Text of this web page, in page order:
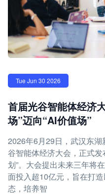
Tue Jun 30 2026
首届光谷智能体经济
场”迈向“AI价值场”
2026年6月29日，武汉东
谷智能体经济大会，正式
划”。大会提出未来三年将
面投入超10亿元，旨在打
态，培养智